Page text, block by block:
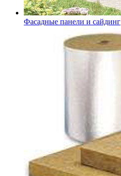
Фасадные панели и сайдинг